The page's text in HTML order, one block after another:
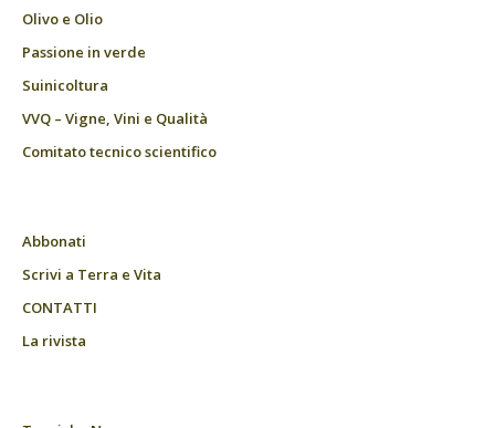
Olivo e Olio
Passione in verde
Suinicoltura
VVQ – Vigne, Vini e Qualità
Comitato tecnico scientifico
Abbonati
Scrivi a Terra e Vita
CONTATTI
La rivista